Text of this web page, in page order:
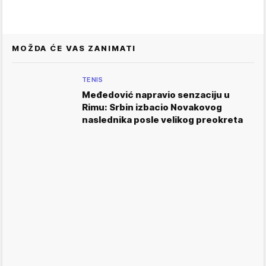
MOŽDA ĆE VAS ZANIMATI
TENIS
Međedović napravio senzaciju u
Rimu: Srbin izbacio Novakovog
naslednika posle velikog preokreta